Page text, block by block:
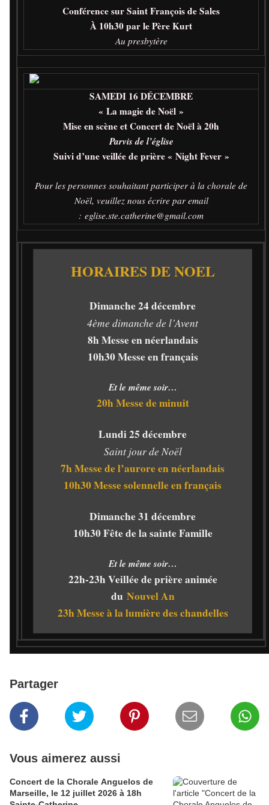
Conférence sur Saint François de Sales
À 10h30 par le Père Kurt
Au presbytère
SAMEDI 16 DÉCEMBRE
« La magie de Noël »
Mise en scène et Concert de Noël à 20h
Parvis de l’église
Suivi d’une veillée de prière« Night Fever »
Pour les personnes souhaitant participer à la chorale de
Noël, veuillez nous écrire par email
: eglise.ste.catherine@gmail.com
HORAIRES DE NOEL
Dimanche 24 décembre
4ème dimanche de l’Avent
8h Messe en néerlandais
10h30 Messe en français
Et le même soir…
20h Messe de minuit
Lundi 25 décembre
Saint jour de Noël
7h Messe de l’aurore en néerlandais
10h30 Messe solennelle en français
Dimanche 31 décembre
10h30 Fête de la sainte Famille
Et le même soir…
22h-23h Veillée de prière animée
du Nouvel An
23h Messe à la lumière des chandelles
Partager
Vous aimerez aussi
Concert de la Chorale Anguelos de
Marseille, le 12 juillet 2026 à 18h